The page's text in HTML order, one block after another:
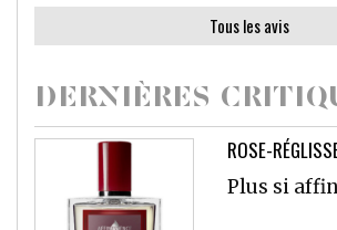
Tous les avis
DERNIÈRES
ROSE-
Plus si